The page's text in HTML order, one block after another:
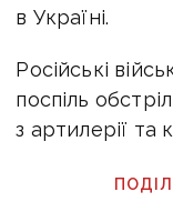
в Україні.
Російські
поспіль
з артилерії та